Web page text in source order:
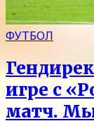
ФУТБОЛ
игре с
матч.